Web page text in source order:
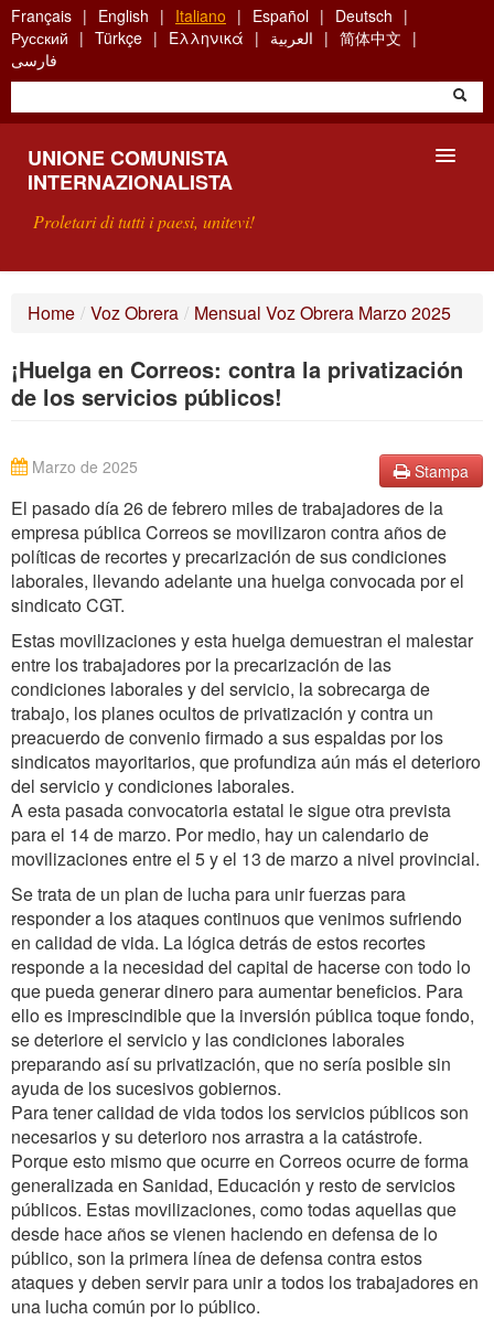
Skip
to
main
content
Français English Italiano Español
Deutsch
Русский
Türkçe Ελληνικά العربية
简体中文
فارسی
UNIONE COMUNISTA
INTERNAZIONALISTA
Proletari di tutti i paesi, unitevi!
RICERCA
Home / Voz Obrera / Mensual Voz Obrera Marzo 2025
¡Huelga en Correos: contra la privatización
de los servicios públicos!
Stampa
Marzo de 2025
El pasado día 26 de febrero miles de trabajadores de la
empresa pública Correos se movilizaron contra años de
políticas de recortes y precarización de sus condiciones
laborales, llevando adelante una huelga convocada por el
sindicato CGT.
Estas movilizaciones y esta huelga demuestran el malestar
entre los trabajadores por la precarización de las
condiciones laborales y del servicio, la sobrecarga de
trabajo, los planes ocultos de privatización y contra un
preacuerdo de convenio firmado a sus espaldas por los
sindicatos mayoritarios, que profundiza aún más el deterioro
del servicio y condiciones laborales.
A esta pasada convocatoria estatal le sigue otra prevista
para el 14 de marzo. Por medio, hay un calendario de
movilizaciones entre el 5 y el 13 de marzo a nivel provincial.
Se trata de un plan de lucha para unir fuerzas para
responder a los ataques continuos que venimos sufriendo
en calidad de vida. La lógica detrás de estos recortes
responde a la necesidad del capital de hacerse con todo lo
que pueda generar dinero para aumentar beneficios. Para
ello es imprescindible que la inversión pública toque fondo,
se deteriore el servicio y las condiciones laborales
preparando así su privatización, que no sería posible sin
ayuda de los sucesivos gobiernos.
Para tener calidad de vida todos los servicios públicos son
necesarios y su deterioro nos arrastra a la catástrofe.
Porque esto mismo que ocurre en Correos ocurre de forma
generalizada en Sanidad, Educación y resto de servicios
públicos. Estas movilizaciones, como todas aquellas que
desde hace años se vienen haciendo en defensa de lo
público, son la primera línea de defensa contra estos
ataques y deben servir para unir a todos los trabajadores en
una lucha común por lo público.